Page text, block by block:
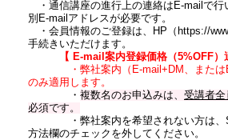
・通信講座の進行上の連絡はE-mailで行
別E-mailアドレスが必要です。
・会員情報のご登録は、HP（https://
手続きいただけます。
【 E-mail案内登録価格（5%OFF）
・弊社案内（E-mail+DM、またはE-
のみ適用します。
・ 複数名のお申込みは、 受講者全
必須です。
・弊社案内を希望されない方は、
方法欄のチェックを外してください。